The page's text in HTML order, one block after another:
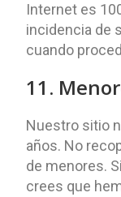
Internet es
incidencia de
cuando
11.
Nuestro sitio
años. No
de menores.
crees que